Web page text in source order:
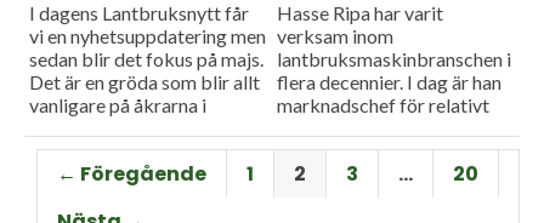
I dagens Lantbruksnytt får
vi en nyhetsuppdatering men
sedan blir det fokus på majs.
Det är en gröda som blir allt
vanligare på åkrarna i
som vet allt om majsens
fördelar, men också om
majsens utmaningar, är Hans
Hasse Ripa har varit
verksam inom
lantbruksmaskinbranschen i
flera decennier. I dag är han
marknadschef för relativt
Machinery med
huvudagenturen Claas. Hur
går det för Swedish Agro
← Föregående 1 2 3 …
20